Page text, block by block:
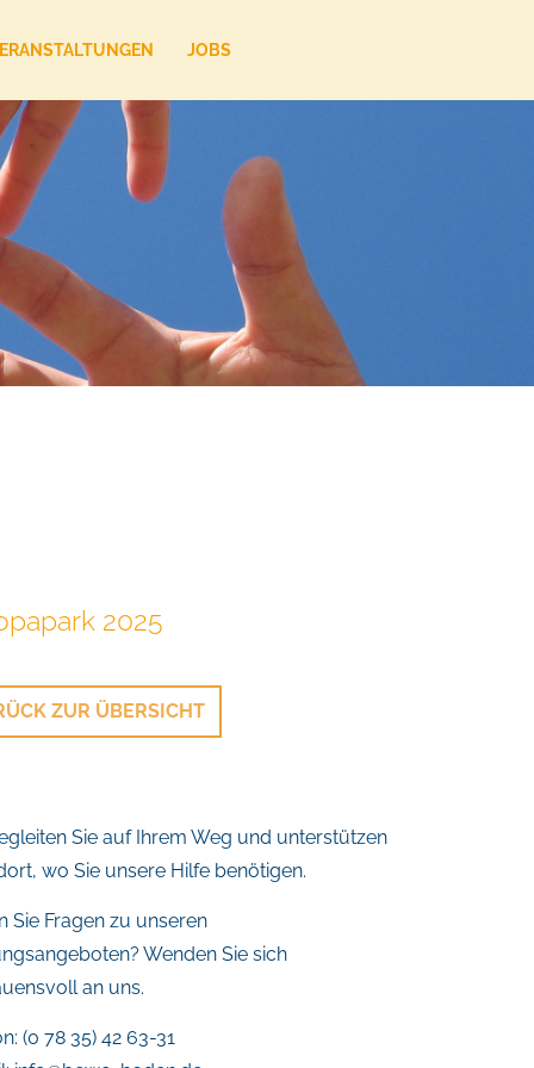
JOBS
2025
ZUR ÜBERSICHT
Sie auf Ihrem Weg und unterstützen
wo Sie unsere Hilfe benötigen.
Sie Fragen zu unseren
Wenden Sie sich
an uns.
(0 78 35) 42 63-31